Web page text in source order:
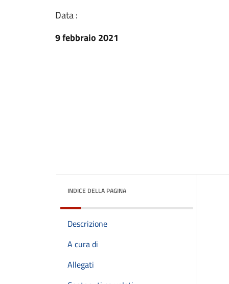
Data :
9 febbraio 2021
INDICE DELLA PAGINA
Descrizione
A cura di
Allegati